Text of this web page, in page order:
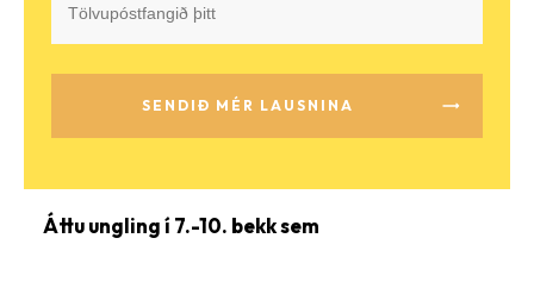
SENDIÐ MÉR LAUSNINA
Áttu ungling í 7.-10. bekk sem